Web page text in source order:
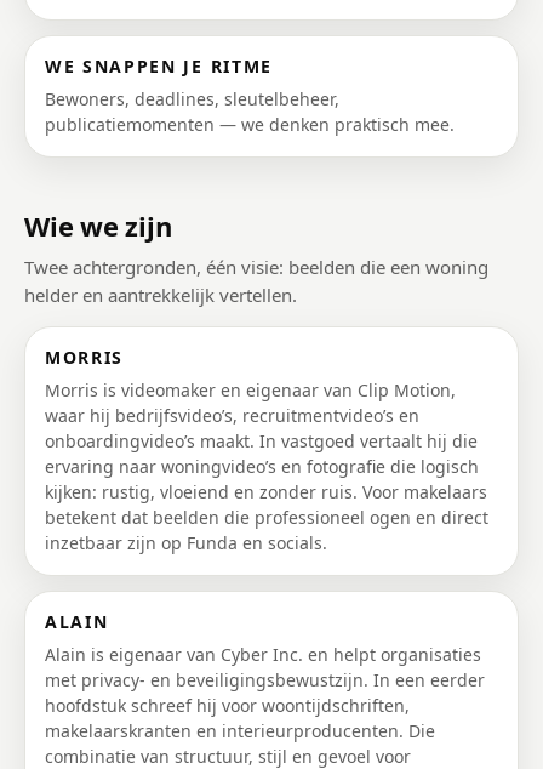
WE SNAPPEN JE RITME
Bewoners, deadlines, sleutelbeheer,
publicatiemomenten — we denken praktisch mee.
Wie we zijn
Twee achtergronden, één visie: beelden die een woning
helder en aantrekkelijk vertellen.
MORRIS
Morris is videomaker en eigenaar van Clip Motion,
waar hij bedrijfsvideo’s, recruitmentvideo’s en
onboardingvideo’s maakt. In vastgoed vertaalt hij die
ervaring naar woningvideo’s en fotografie die logisch
kijken: rustig, vloeiend en zonder ruis. Voor makelaars
betekent dat beelden die professioneel ogen en direct
inzetbaar zijn op Funda en socials.
ALAIN
Alain is eigenaar van Cyber Inc. en helpt organisaties
met privacy- en beveiligingsbewustzijn. In een eerder
hoofdstuk schreef hij voor woontijdschriften,
makelaarskranten en interieurproducenten. Die
combinatie van structuur, stijl en gevoel voor